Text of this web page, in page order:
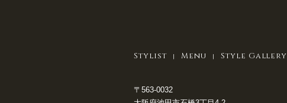
Stylist Menu Style Gallery
〒563-0032